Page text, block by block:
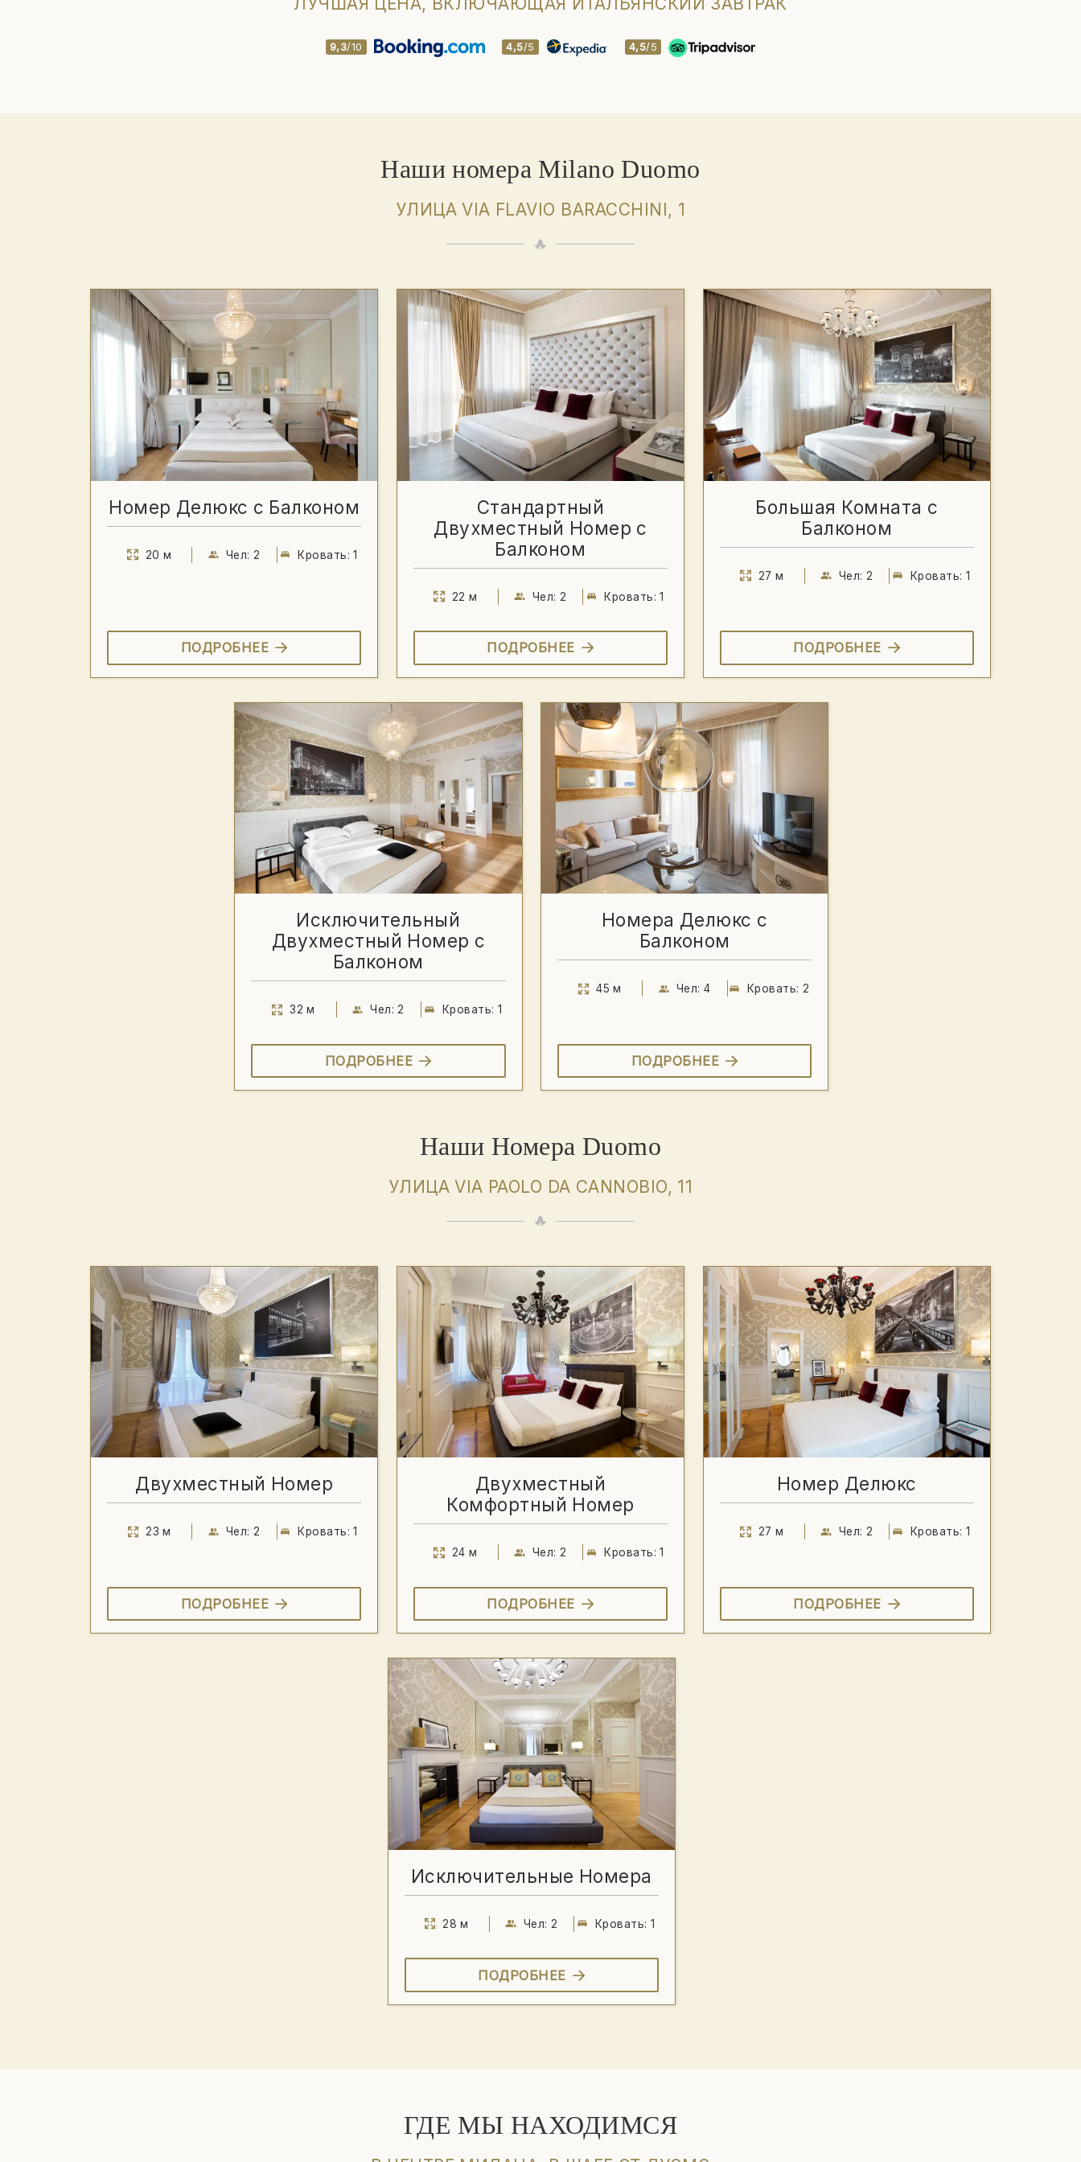
9,3/10 4,5/5 4,5/5
Наши номера Milano Duomo
УЛИЦА VIA FLAVIO BARACCHINI, 1
Номер Делюкс с Балконом
20 м Чел: 2 Кровать: 1
ПОДРОБНЕЕ
Стандартный
Двухместный Номер с
Балконом
22 м Чел: 2 Кровать: 1
ПОДРОБНЕЕ
Большая Комната с
Балконом
27 м Чел: 2 Кровать: 1
ПОДРОБНЕЕ
Исключительный
Двухместный Номер с
Балконом
32 м Чел: 2 Кровать: 1
ПОДРОБНЕЕ
Номера Делюкс с
Балконом
45 м Чел: 4 Кровать: 2
ПОДРОБНЕЕ
Наши Номера Duomo
УЛИЦА VIA PAOLO DA CANNOBIO, 11
Двухместный Номер
23 м Чел: 2 Кровать: 1
ПОДРОБНЕЕ
Двухместный
Комфортный Номер
24 м Чел: 2 Кровать: 1
ПОДРОБНЕЕ
Номер Делюкс
27 м Чел: 2 Кровать: 1
ПОДРОБНЕЕ
Исключительные Номера
28 м Чел: 2 Кровать: 1
ПОДРОБНЕЕ
ГДЕ МЫ НАХОДИМСЯ